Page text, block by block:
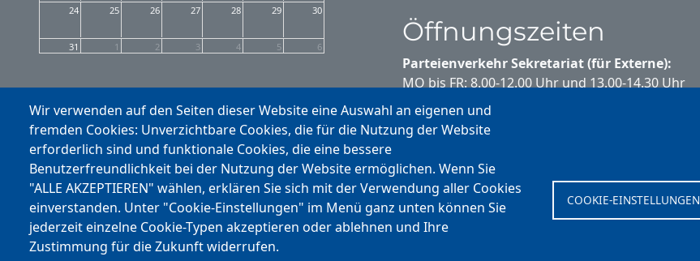
Wir verwenden auf den Seiten dieser Website eine Auswahl an eigenen und
fremden Cookies: Unverzichtbare Cookies, die für die Nutzung der Website
erforderlich sind und funktionale Cookies, die eine bessere
Benutzerfreundlichkeit bei der Nutzung der Website ermöglichen. Wenn Sie
"ALLE AKZEPTIEREN" wählen, erklären Sie sich mit der Verwendung aller Cookies
einverstanden. Unter "Cookie-Einstellungen" im Menü ganz unten können Sie
jederzeit einzelne Cookie-Typen akzeptieren oder ablehnen und Ihre
Zustimmung für die Zukunft widerrufen.
COOKIE-EINSTELLUNGEN
24 25 26 27 28 29 30
31 1 2 3 4 5 6 Öffnungszeiten
Parteienverkehr Sekretariat (für Externe):
MO bis FR: 8.00-12.00 Uhr und 13.00-14.30 Uhr
Parteienverkehr Sekretariat (für
Schülerinnen und Schüler):
MO bis DO: 13.00-14.00 Uhr
Ferienstundenplan:
MO bis FR: 8.00-12.00 Uhr